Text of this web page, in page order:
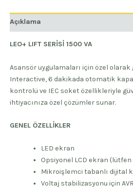
Açıklama
LEO+ LIFT SERİSİ 1500 VA
Asansör uygulamaları için özel
Interactive, 6 dakikada otomatik
kontrolü ve IEC soket özellikleriyle
ihtiyacınıza özel çözümler sunar.
GENEL ÖZELLİKLER
LED ekran
Opsiyonel LCD ekran
Mikroişlemci tabanlı dijital
Voltaj stabilizasyonu için